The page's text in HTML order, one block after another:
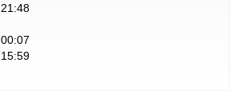
21:48
00:07
15:59